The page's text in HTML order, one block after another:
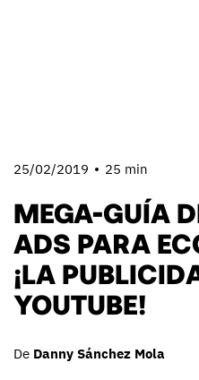
25/02/2019 25 min
MEGA-GUÍA
ADS PARA
¡LA
YOUTUBE!
De Danny Sánchez Mola